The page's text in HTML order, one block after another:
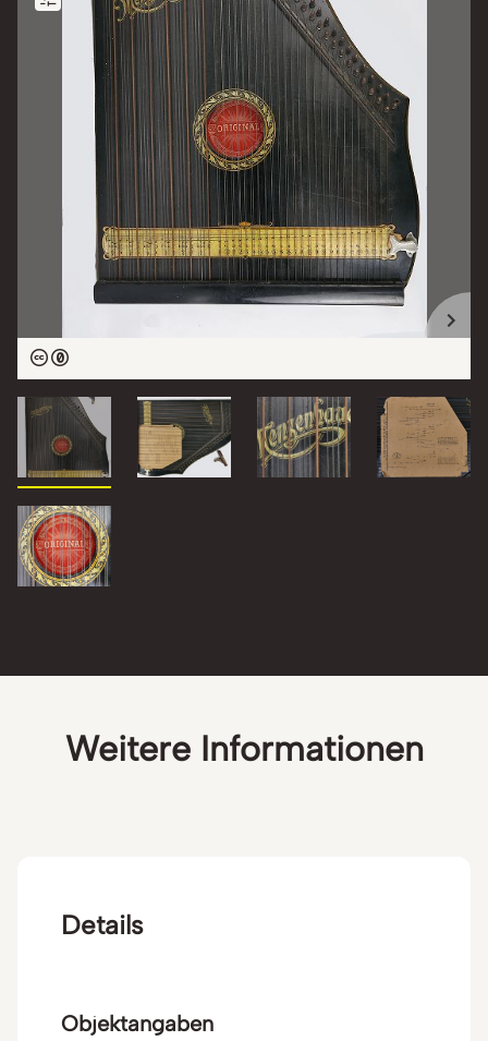
Weitere Informationen
Details
Objektangaben